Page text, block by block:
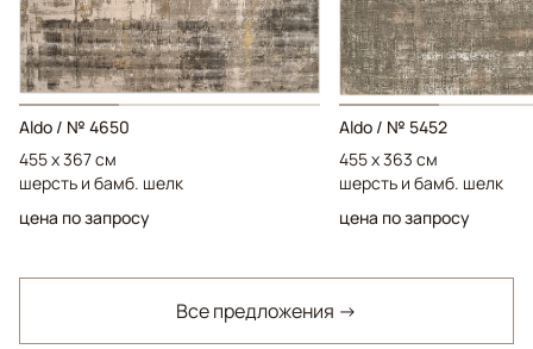
Aldo / № 4650
455 x 367 см
шерсть и бамб. шелк
цена по запросу
Aldo / № 5452
455 x 363 см
шерсть и бамб. шелк
цена по запросу
Все предложения →